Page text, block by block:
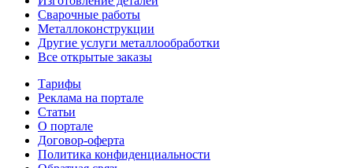
Сварочные работы
Металлоконструкции
Другие услуги металлообработки
Все открытые заказы
Тарифы
Реклама на портале
Статьи
О портале
Договор-оферта
Политика конфиденциальности